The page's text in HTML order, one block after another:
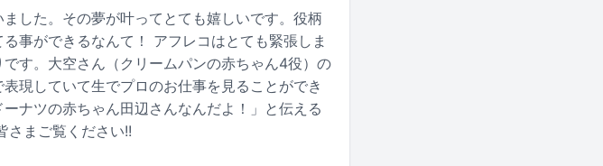
した。その夢が叶ってとても嬉しいです。役柄
事ができるなんて！ アフレコはとても緊張しま
す。大空さん（クリームパンの赤ちゃん4役）の
現していて生でプロのお仕事を見ることができ
ナツの赤ちゃん田辺さんなんだよ！」と伝える
さまご覧ください!!